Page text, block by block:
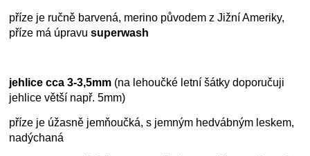
příze je ručně barvená, merino původem z Jižní Ameriky,
příze má úpravusuperwash
jehlice cca 3-3,5mm (na lehoučké letní šátky doporučuji
jehlice větší např. 5mm)
příze je úžasně jemňoučká, s jemným hedvábným leskem,
nadýchaná